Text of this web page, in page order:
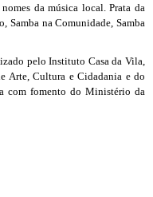
da música local. Prata da
Samba na Comunidade, Samba
pelo Instituto Casa da Vila,
Arte, Cultura e Cidadania e do
com fomento do Ministério da